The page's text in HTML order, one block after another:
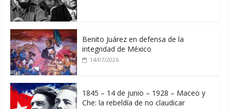
Benito Juárez en defensa de la
integridad de México
14/07/2026
1845 – 14 de junio – 1928 – Maceo y
Che: la rebeldía de no claudicar